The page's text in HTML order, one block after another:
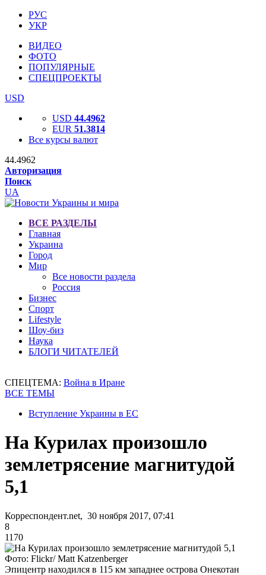
РУС
УКР
ВИДЕО
ФОТО
ПОПУЛЯРНЫЕ
СПЕЦПРОЕКТЫ
USD
USD 44.4962
EUR 51.3814
Все курсы валют
44.4962
Авторизация
Поиск
UA
ВСЕ РАЗДЕЛЫ
Главная
Украина
Город
Мир
Все новости раздела
Россия
Бизнес
Спорт
Lifestyle
Шоу-биз
Наука
БЛОГИ ЧИТАТЕЛЕЙ
СПЕЦТЕМА: Война в Иране
ВСЕ ТЕМЫ
Вступление Украины в ЕС
На Курилах произошло
землетрясение магнитудой
5,1
Корреспондент.net, 30 ноября 2017, 07:41
8
1170
Фото: Flickr/ Matt Katzenberger
Эпицентр находился в 115 км западнее острова Онекотан